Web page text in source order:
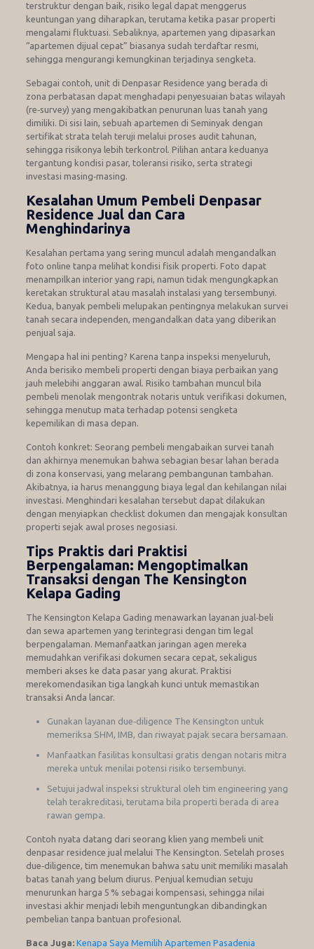
terstruktur dengan baik, risiko legal dapat menggerus
keuntungan yang diharapkan, terutama ketika pasar properti
mengalami fluktuasi. Sebaliknya, apartemen yang dipasarkan
“apartemen dijual cepat” biasanya sudah terdaftar resmi,
sehingga mengurangi kemungkinan terjadinya sengketa.
Sebagai contoh, unit di Denpasar Residence yang berada di
zona perbatasan dapat menghadapi penyesuaian batas wilayah
(re‑survey) yang mengakibatkan penurunan luas tanah yang
dimiliki. Di sisi lain, sebuah apartemen di Seminyak dengan
sertifikat strata telah teruji melalui proses audit tahunan,
sehingga risikonya lebih terkontrol. Pilihan antara keduanya
tergantung kondisi pasar, toleransi risiko, serta strategi
investasi masing‑masing.
Kesalahan Umum Pembeli Denpasar
Residence Jual dan Cara
Menghindarinya
Kesalahan pertama yang sering muncul adalah mengandalkan
foto online tanpa melihat kondisi fisik properti. Foto dapat
menampilkan interior yang rapi, namun tidak mengungkapkan
keretakan struktural atau masalah instalasi yang tersembunyi.
Kedua, banyak pembeli melupakan pentingnya melakukan survei
tanah secara independen, mengandalkan data yang diberikan
penjual saja.
Mengapa hal ini penting? Karena tanpa inspeksi menyeluruh,
Anda berisiko membeli properti dengan biaya perbaikan yang
jauh melebihi anggaran awal. Risiko tambahan muncul bila
pembeli menolak mengontrak notaris untuk verifikasi dokumen,
sehingga menutup mata terhadap potensi sengketa
kepemilikan di masa depan.
Contoh konkret: Seorang pembeli mengabaikan survei tanah
dan akhirnya menemukan bahwa sebagian besar lahan berada
di zona konservasi, yang melarang pembangunan tambahan.
Akibatnya, ia harus menanggung biaya legal dan kehilangan nilai
investasi. Menghindari kesalahan tersebut dapat dilakukan
dengan menyiapkan checklist dokumen dan mengajak konsultan
properti sejak awal proses negosiasi.
Tips Praktis dari Praktisi
Berpengalaman: Mengoptimalkan
Transaksi dengan The Kensington
Kelapa Gading
The Kensington Kelapa Gading menawarkan layanan jual‑beli
dan sewa apartemen yang terintegrasi dengan tim legal
berpengalaman. Memanfaatkan jaringan agen mereka
memudahkan verifikasi dokumen secara cepat, sekaligus
memberi akses ke data pasar yang akurat. Praktisi
merekomendasikan tiga langkah kunci untuk memastikan
transaksi Anda lancar.
Gunakan layanan due‑diligence The Kensington untuk
memeriksa SHM, IMB, dan riwayat pajak secara bersamaan.
Manfaatkan fasilitas konsultasi gratis dengan notaris mitra
mereka untuk menilai potensi risiko tersembunyi.
Setujui jadwal inspeksi struktural oleh tim engineering yang
telah terakreditasi, terutama bila properti berada di area
rawan gempa.
Contoh nyata datang dari seorang klien yang membeli unit
denpasar residence jual melalui The Kensington. Setelah proses
due‑diligence, tim menemukan bahwa satu unit memiliki masalah
batas tanah yang belum diurus. Penjual kemudian setuju
menurunkan harga 5 % sebagai kompensasi, sehingga nilai
investasi akhir menjadi lebih menguntungkan dibandingkan
pembelian tanpa bantuan profesional.
Baca Juga: Kenapa Saya Memilih Apartemen Pasadenia